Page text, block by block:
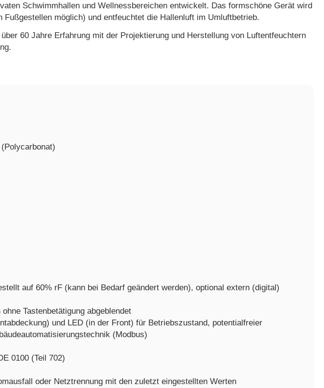
Schwimmhallen und Wellnessbereichen entwickelt. Das formschöne Gerät wird
möglich) und entfeuchtet die Hallenluft im Umluftbetrieb.
60 Jahre Erfahrung mit der Projektierung und Herstellung von Luftentfeuchtern
auf 60% rF (kann bei Bedarf geändert werden), optional extern (digital)
Tastenbetätigung abgeblendet
und LED (in der Front) für Betriebszustand, potentialfreier
(Modbus)
0100 (Teil 702)
oder Netztrennung mit den zuletzt eingestellten Werten